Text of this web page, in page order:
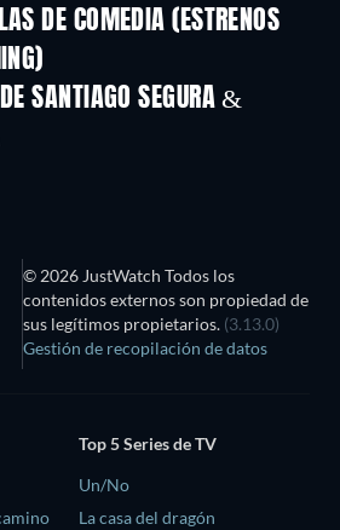
DE COMEDIA (ESTRENOS
SANTIAGO SEGURA &
© 2026 JustWatch Todos los
contenidos externos son propiedad de
sus legítimos propietarios. (3.13.0)
Gestión de recopilación de datos
Top 5 Series de TV
Un/No
La casa del dragón